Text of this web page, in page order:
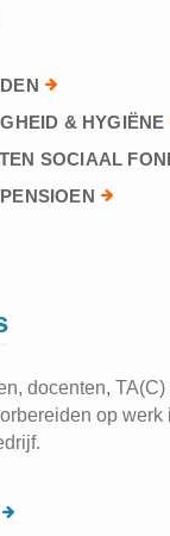
& HYGIËNE
SOCIAAL
docenten,
op werk